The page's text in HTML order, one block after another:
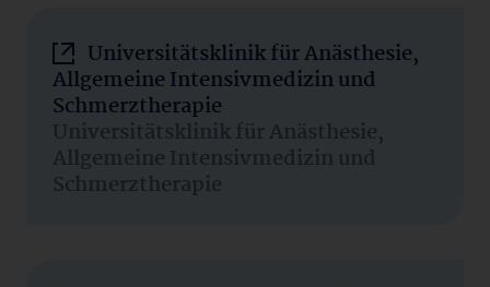
Universitätsklinik für Anästhesie,
Allgemeine Intensivmedizin und
Schmerztherapie
Universitätsklinik für Anästhesie,
Allgemeine Intensivmedizin und
Schmerztherapie